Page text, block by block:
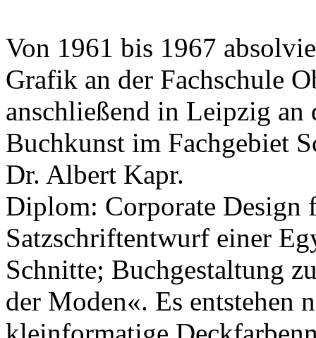
Von 1961 bis 1967
Grafik an der Fachschule
anschließend in Leipzig
Buchkunst im Fachgebiet
Dr. Albert Kapr.
Diplom: Corporate Design
Satzschriftentwurf einer
Schnitte; Buchgestaltung
der Moden«. Es entstehen